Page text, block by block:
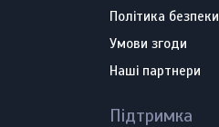
Політика безпеки
Умови згоди
Наші партнери
Підтримка